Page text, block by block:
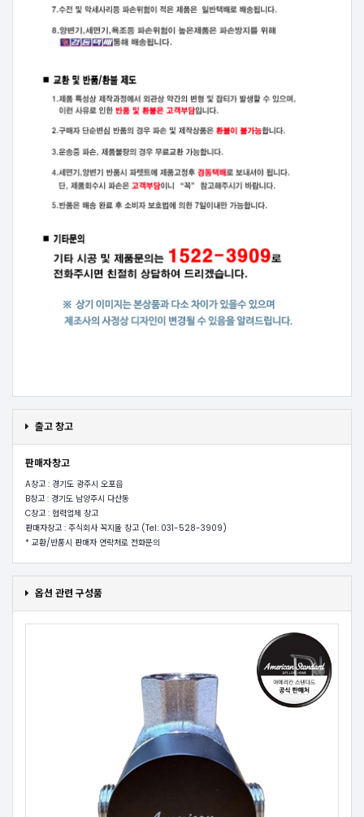
출고 창고
판매자창고
A창고 : 경기도 광주시 오포읍
B창고 : 경기도 남양주시 다산동
C창고 : 협력업체 창고
판매자창고 : 주식회사 꼭지몰 창고 (Tel: 031-528-3909)
* 교환/반품시 판매자 연락처로 전화문의
옵션 관련 구성품